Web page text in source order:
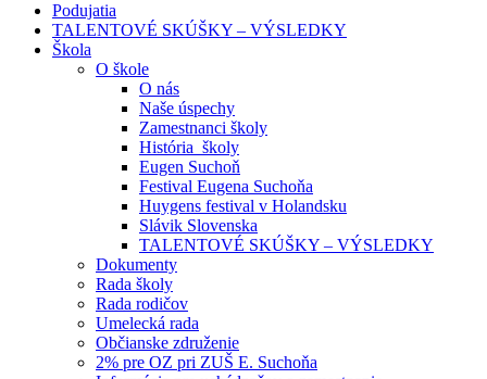
Podujatia
TALENTOVÉ SKÚŠKY – VÝSLEDKY
Škola
O škole
O nás
Naše úspechy
Zamestnanci školy
História školy
Eugen Suchoň
Festival Eugena Suchoňa
Huygens festival v Holandsku
Slávik Slovenska
TALENTOVÉ SKÚŠKY – VÝSLEDKY
Dokumenty
Rada školy
Rada rodičov
Umelecká rada
Občianske združenie
2% pre OZ pri ZUŠ E. Suchoňa